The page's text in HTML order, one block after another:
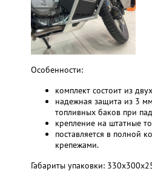
Особенности:
комплект состоит из
надежная защита из 3
топливных баков при
крепление на штатные
поставляется в полной
крепежами.
Габариты упаковки: